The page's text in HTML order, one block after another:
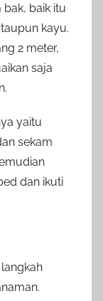
baik itu
kayu.
2 meter,
saja
yaitu
sekam
dan ikuti